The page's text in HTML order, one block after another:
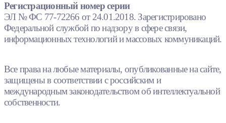
Регистрационный номер серии
ЭЛ № ФС 77-72266 от 24.01.2018. Зарегистрировано
Федеральной службой по надзору в сфере связи,
информационных технологий и массовых коммуникаций.
Все права на любые материалы, опубликованные на сайте,
защищены в соответствии с российским и
международным законодательством об интеллектуальной
собственности.